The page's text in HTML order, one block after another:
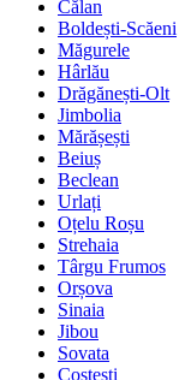
Călan
Boldești-Scăeni
Măgurele
Hârlău
Drăgănești-Olt
Jimbolia
Mărășești
Beiuș
Beclean
Urlați
Oțelu Roșu
Strehaia
Târgu Frumos
Orșova
Sinaia
Jibou
Sovata
Costești